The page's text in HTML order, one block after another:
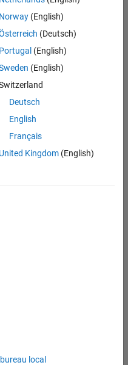
Norway(English)
(Deutsch)
Portugal (English)
(English)
Deutsch
English
Français
United Kingdom(English)
local